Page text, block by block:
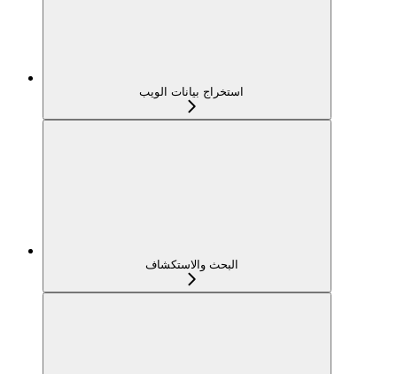
استخراج بيانات الويب
البحث والاستكشاف